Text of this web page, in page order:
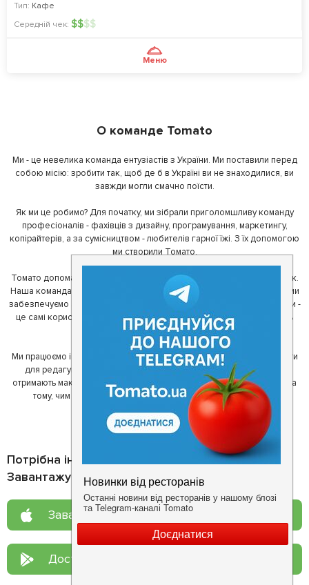
Тип: Кафе
Середній чек: $$$$
Меню
О команде Tomato
Ми - це невелика команда ентузіастів з України. Ми поставили перед
собою місію: зробити так, щоб де б в Україні ви не знаходилися, ви
завжди могли смачно поїсти.
Як ми це робимо? Для початку, ми зібрали приголомшливу команду
професіоналів - фахівців з дизайну, програмування, маркетингу,
копірайтерів, а за сумісництвом - любителів гарної їжі. З їх допомогою
ми створили Томато.
Томато допомагає своїм користувачам знайти цікаві місця неподалік.
Наша команда регулярно зв'язується з ресторанами - таким чином ми
забезпечуємо актуальність інформації. Друга частина нашої команди -
це самі користувачі, які діляться своїми враженнями і допомагають
один одному у виборі кращих місць.
Ми працюємо і з ресторанами. Для них ми надаємо зручні інструменти
для редагування інформації про себе - в результаті відвідувачі
отримають максимум інформації, а ресторан зможе зосередитися на
тому, чим він любить займатися більше всього - смачній їжі.
Потрібна інформація про заклад?
Завантажуйте додаток!
Завантажте у App Store
Доступно у